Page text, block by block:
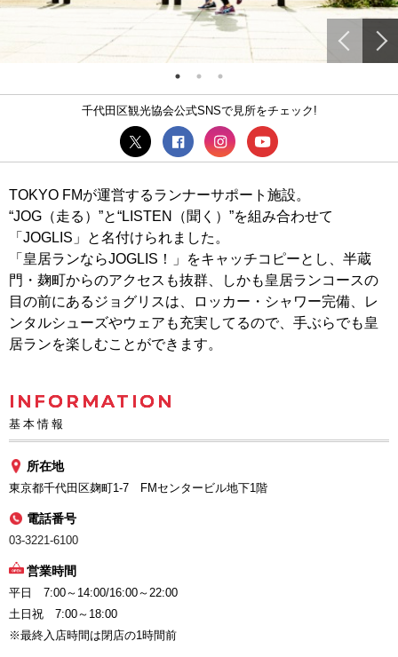
千代田区観光協会公式SNSで見所をチェック!
TOKYO FMが運営するランナーサポート施設。
“JOG（走る）”と“LISTEN（聞く）”を組み合わせて
「JOGLIS」と名付けられました。
「皇居ランならJOGLIS！」をキャッチコピーとし、半蔵
門・麹町からのアクセスも抜群、しかも皇居ランコースの
目の前にあるジョグリスは、ロッカー・シャワー完備、レ
ンタルシューズやウェアも充実してるので、手ぶらでも皇
居ランを楽しむことができます。
INFORMATION
基本情報
所在地
東京都千代田区麹町1-7 FMセンタービル地下1階
電話番号
03-3221-6100
営業時間
平日 7:00～14:00/16:00～22:00
土日祝 7:00～18:00
※最終入店時間は閉店の1時間前